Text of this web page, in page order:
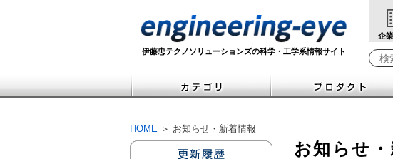
伊藤忠テクノソリューションズの科学・工学系情報サイト
企
HOME ＞ お知らせ・新着情報
お知らせ